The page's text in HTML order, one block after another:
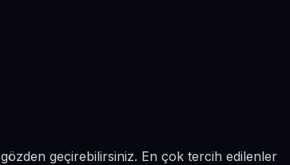
gözden geçirebilirsiniz. En çok tercih edilenler